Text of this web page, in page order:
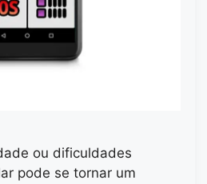
ou dificuldades
pode se tornar um